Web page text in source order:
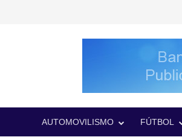
AUTOMOVILISMO FÚTBOL